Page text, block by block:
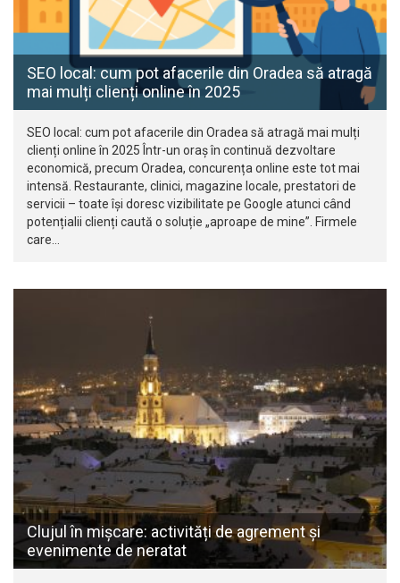
SEO local: cum pot afacerile din Oradea să atragă
mai mulți clienți online în 2025
SEO local: cum pot afacerile din Oradea să atragă mai mulți
clienți online în 2025 Într-un oraș în continuă dezvoltare
economică, precum Oradea, concurența online este tot mai
intensă. Restaurante, clinici, magazine locale, prestatori de
servicii – toate își doresc vizibilitate pe Google atunci când
potențialii clienți caută o soluție „aproape de mine”. Firmele
care…
Clujul în mișcare: activități de agrement și
evenimente de neratat